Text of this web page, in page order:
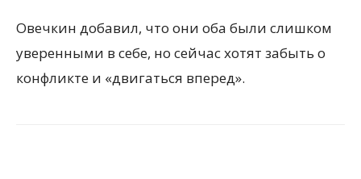
Овечкин добавил, что они оба были слишком
уверенными в себе, но сейчас хотят забыть о
конфликте и «двигаться вперед».